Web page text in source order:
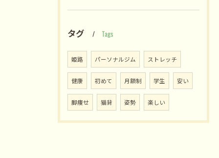
タグ Tags
姫路 パーソナルジム ストレッチ
健康 初めて 月額制 学生 安い
脚痩せ 猫背 姿勢 楽しい